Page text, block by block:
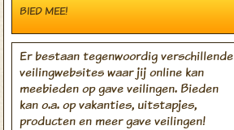
BIED MEE!
Er bestaan tegenwoordig verschillende
veilingwebsites waar jij online kan
meebieden op gave veilingen. Bieden
kan o.a. op vakanties, uitstapjes,
producten en meer gave veilingen!